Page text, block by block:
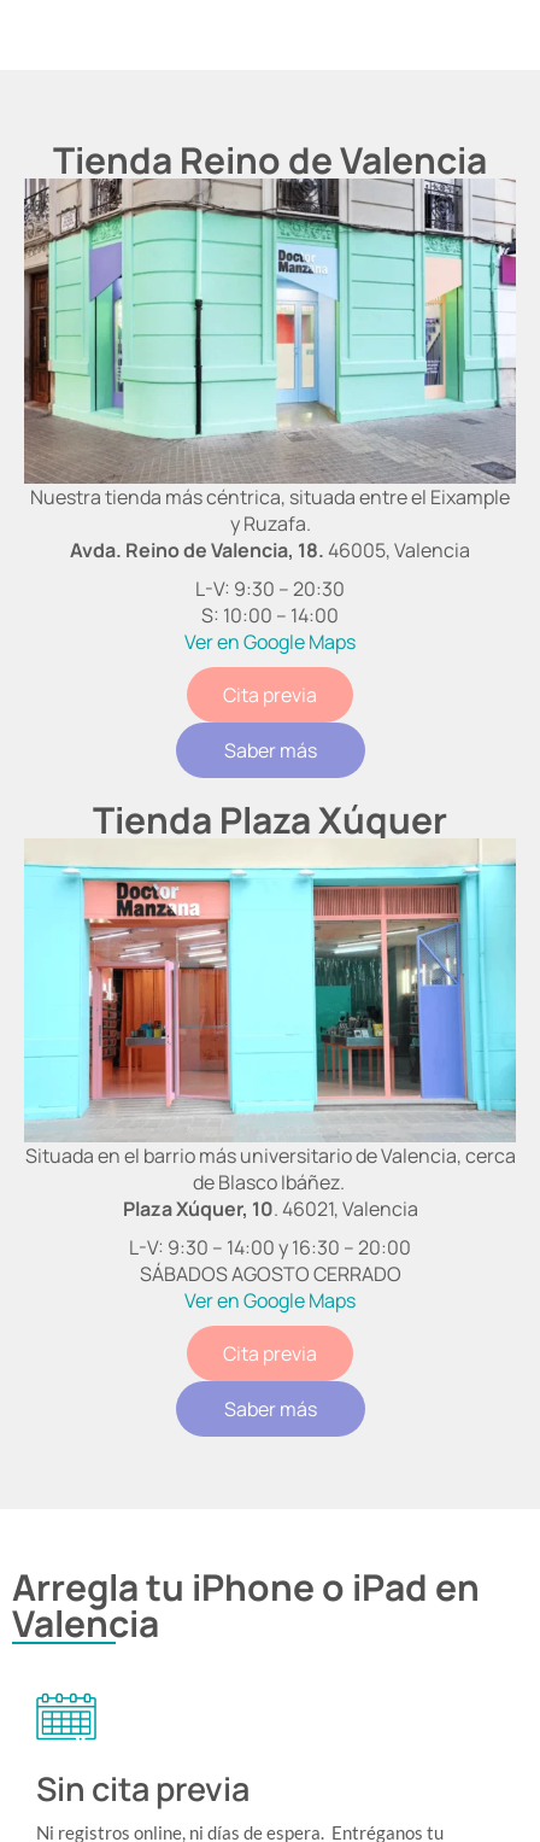
Tienda Reino de Valencia
Nuestra tienda más céntrica, situada entre el Eixample
y Ruzafa.
Avda. Reino de Valencia, 18. 46005, Valencia
L-V: 9:30 – 20:30
S: 10:00 – 14:00
Ver en Google Maps
Cita previa
Saber más
Tienda Plaza Xúquer
Situada en el barrio más universitario de Valencia, cerca
de Blasco Ibáñez.
Plaza Xúquer, 10. 46021, Valencia
L-V: 9:30 – 14:00 y 16:30 – 20:00
SÁBADOS AGOSTO CERRADO
Ver en Google Maps
Cita previa
Saber más
Arregla tu iPhone o iPad en
Valencia
Sin cita previa
Ni registros online, ni días de espera. Entréganos tu